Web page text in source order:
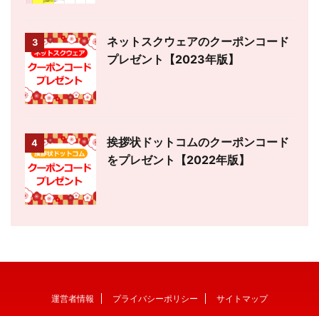
3
ネットスクウェアのクーポンコード
プレゼント【2023年版】
4
挨拶状ドットコムのクーポンコード
をプレゼント【2022年版】
運営者情報 プライバシーポリシー サイトマップ